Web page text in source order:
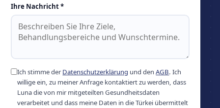
Ihre Nachricht *
Ich stimme derDatenschutzerklärung und denAGB. Ich
willige ein, zu meiner Anfrage kontaktiert zu werden, dass
Luna die von mir mitgeteilten Gesundheitsdaten
verarbeitet und dass meine Daten in die Türkei übermittelt